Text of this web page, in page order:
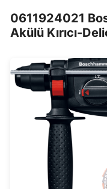
0611924021
Akülü Kırıcı-